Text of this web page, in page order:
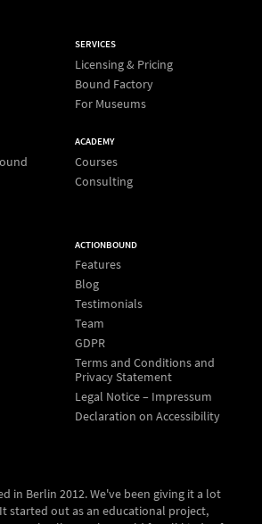
SERVICES
Licensing & Pricing
Bound Factory
For Museums
ACADEMY
Courses
Consulting
ACTIONBOUND
Features
Blog
Testimonials
Team
GDPR
Terms and Conditions and
Privacy Statement
Legal Notice – Impressum
Declaration on Accessibility
in Berlin 2012. We've been giving it a lot
started out as an educational project,